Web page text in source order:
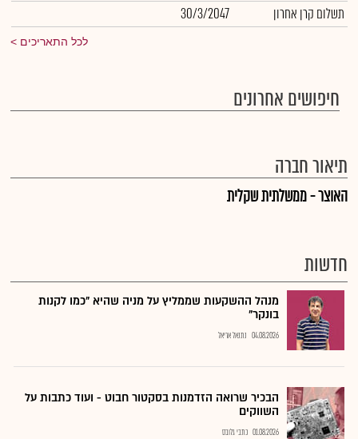
תשלום קרן אחרון
30/3/2047
לכל התאריכים
חיפושים אחרונים
תיאור חברה
האוצר - ממשלתית שקלית
חדשות
מנהל ההשקעות שממליץ על מניה שהיא "כמו לקנות
בונקר"
04.08.2026 נתנאל אריאל
הבכיר שרואה הזדמנות בסקטור חבוט - ועוד כתבות על
השווקים
01.08.2026 כתבי גלובס